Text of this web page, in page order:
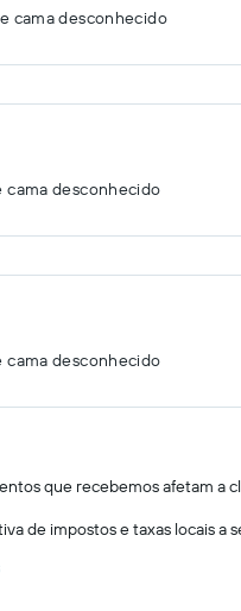
cama desconhecido
desconhecido
desconhecido
que recebemos afetam a
de impostos e taxas locais a